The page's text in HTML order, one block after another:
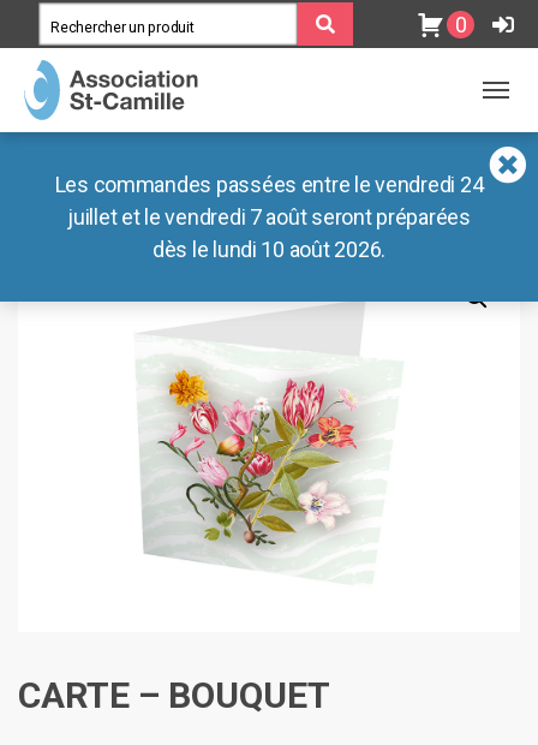
Les commandes passées entre le vendredi 24
juillet et le vendredi 7 août seront préparées
dès le lundi 10 août 2026.
0
MENU
Ateliers
Café des Préalpes
Radar Pédagogique
MENU
Documents
Nos liens externes
Accueil /Boutique/ Dites-le avec un
/Divers/ Carte – Bouquet
CARTE – BOUQUET